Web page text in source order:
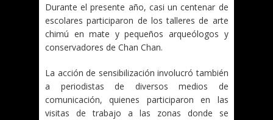
Durante el presente año, casi un centenar de
escolares participaron de los talleres de arte
chimú en mate y pequeños arqueólogos y
conservadores de Chan Chan.
La acción de sensibilización involucró también
a periodistas de diversos medios de
comunicación, quienes participaron en las
visitas de trabajo a las zonas donde se